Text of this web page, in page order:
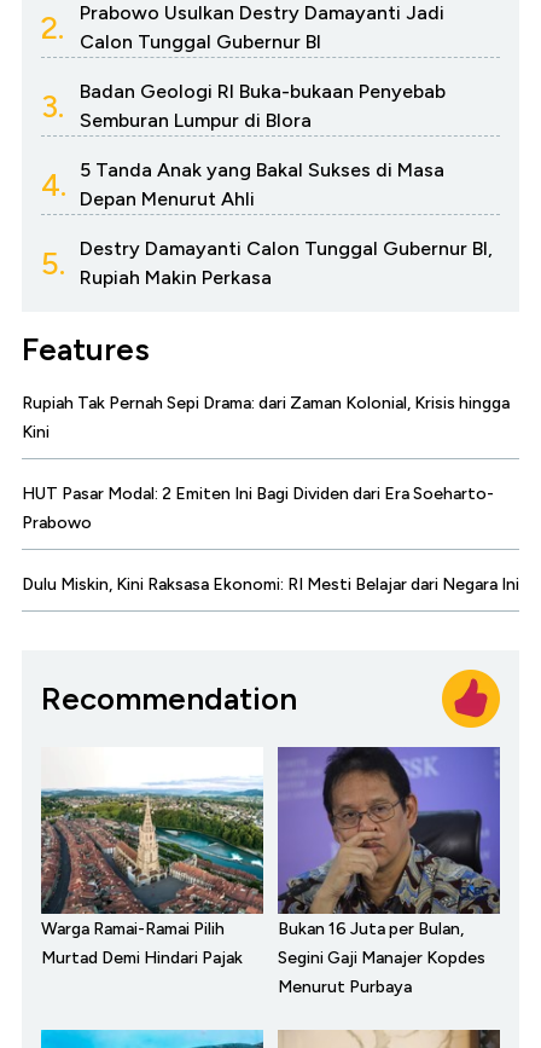
2.
Prabowo Usulkan Destry Damayanti Jadi
Calon Tunggal Gubernur BI
3.
Badan Geologi RI Buka-bukaan Penyebab
Semburan Lumpur di Blora
4.
5 Tanda Anak yang Bakal Sukses di Masa
Depan Menurut Ahli
5.
Destry Damayanti Calon Tunggal Gubernur BI,
Rupiah Makin Perkasa
Features
Rupiah Tak Pernah Sepi Drama: dari Zaman Kolonial, Krisis hingga
Kini
HUT Pasar Modal: 2 Emiten Ini Bagi Dividen dari Era Soeharto-
Prabowo
Dulu Miskin, Kini Raksasa Ekonomi: RI Mesti Belajar dari Negara Ini
Recommendation
Warga Ramai-Ramai Pilih
Murtad Demi Hindari Pajak
Bukan 16 Juta per Bulan,
Segini Gaji Manajer Kopdes
Menurut Purbaya